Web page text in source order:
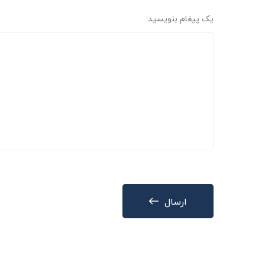
یک پیغام بنویسید:
ارسال